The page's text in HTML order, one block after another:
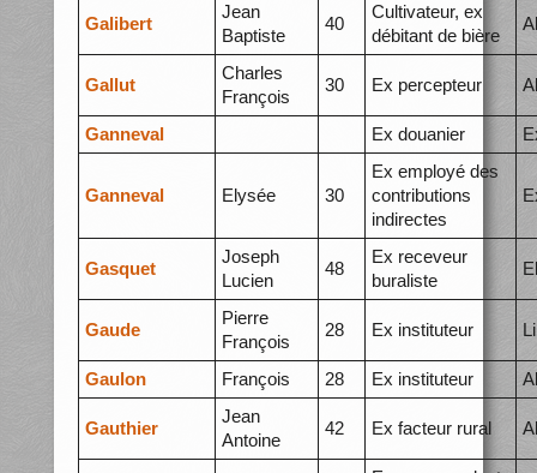
Galibert
Jean
Baptiste
40
Cultivateur, ex
débitant de bière
Gallut
Charles
François
30 Ex percepteur
Ganneval Ex douanier
Ganneval Elysée 30
Ex employé des
contributions
indirectes
Gasquet
Joseph
Lucien
48
Ex receveur
buraliste
Gaude
Pierre
François
28 Ex instituteur
Gaulon François 28 Ex instituteur
Gauthier
Jean
Antoine
42 Ex facteur rural